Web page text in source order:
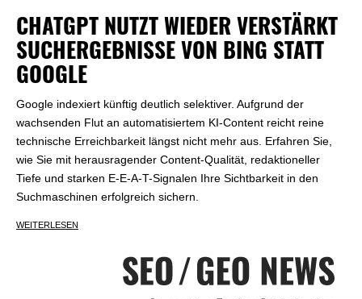
CHATGPT NUTZT WIEDER VERSTÄRKT
SUCHERGEBNISSE VON BING STATT
GOOGLE
Google indexiert künftig deutlich selektiver. Aufgrund der
wachsenden Flut an automatisiertem KI-Content reicht reine
technische Erreichbarkeit längst nicht mehr aus. Erfahren Sie,
wie Sie mit herausragender Content-Qualität, redaktioneller
Tiefe und starken E-E-A-T-Signalen Ihre Sichtbarkeit in den
Suchmaschinen erfolgreich sichern.
WEITERLESEN